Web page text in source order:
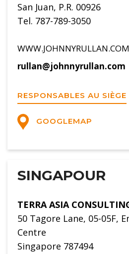
San Juan, P.R. 00926
Tel. 787-789-3050
WWW.JOHNNYRULLAN.COM
rullan@johnnyrullan.com
RESPONSABLES AU SIÈGE
GOOGLEMAP
SINGAPOUR
TERRA ASIA
50 Tagore Lane, 05-05F,
Centre
Singapore 787494